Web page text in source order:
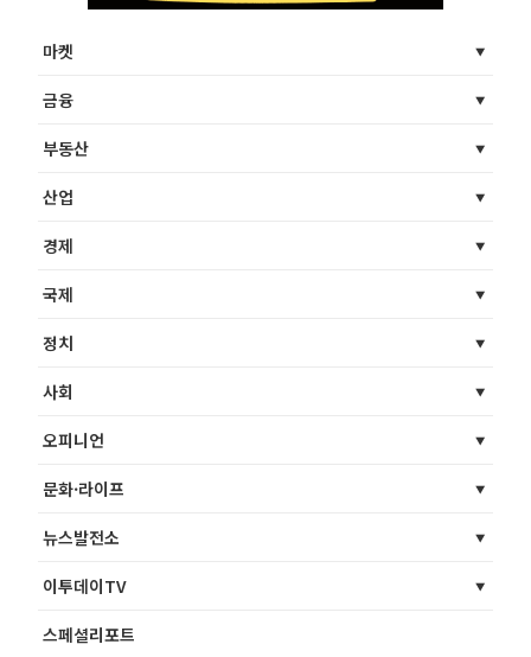
마켓
금융
부동산
산업
경제
국제
정치
사회
오피니언
문화·라이프
뉴스발전소
이투데이TV
스페셜리포트